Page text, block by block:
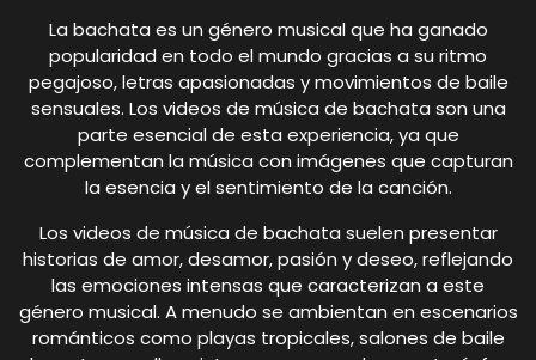
La bachata es un género musical que ha ganado
popularidad en todo el mundo gracias a su ritmo
pegajoso, letras apasionadas y movimientos de baile
sensuales. Los videos de música de bachata son una
parte esencial de esta experiencia, ya que
complementan la música con imágenes que capturan
la esencia y el sentimiento de la canción.
Los videos de música de bachata suelen presentar
historias de amor, desamor, pasión y deseo, reflejando
las emociones intensas que caracterizan a este
género musical. A menudo se ambientan en escenarios
románticos como playas tropicales, salones de baile